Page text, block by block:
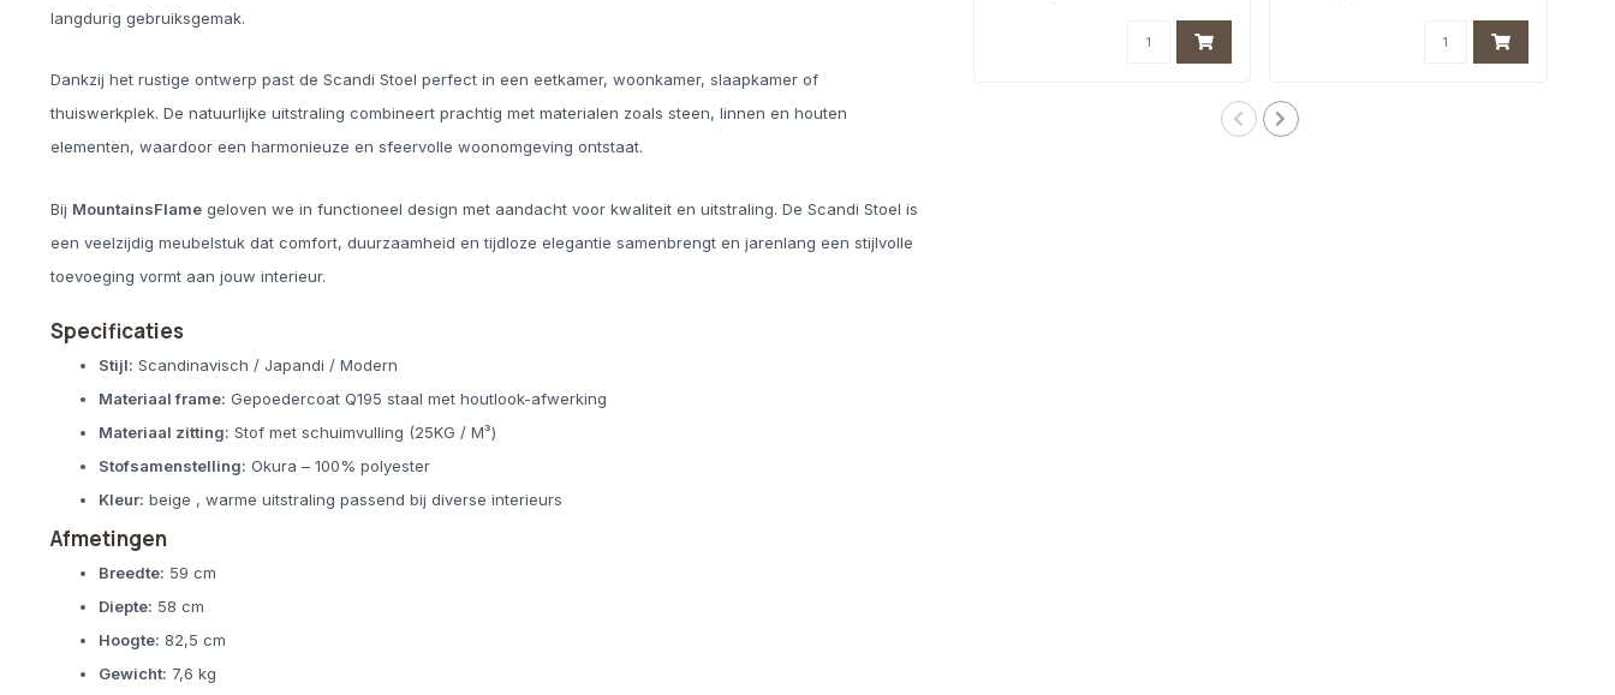
langdurig gebruiksgemak.
Dankzij het rustige ontwerp past de Scandi Stoel perfect in een eetkamer, woonkamer, slaapkamer of
thuiswerkplek. De natuurlijke uitstraling combineert prachtig met materialen zoals steen, linnen en houten
elementen, waardoor een harmonieuze en sfeervolle woonomgeving ontstaat.
Bij MountainsFlame geloven we in functioneel design met aandacht voor kwaliteit en uitstraling. De Scandi Stoel is
een veelzijdig meubelstuk dat comfort, duurzaamheid en tijdloze elegantie samenbrengt en jarenlang een stijlvolle
toevoeging vormt aan jouw interieur.
Specificaties
Stijl: Scandinavisch / Japandi / Modern
Materiaal frame: Gepoedercoat Q195 staal met houtlook-afwerking
Materiaal zitting: Stof met schuimvulling (25KG / M³)
Stofsamenstelling: Okura – 100% polyester
Kleur: beige , warme uitstraling passend bij diverse interieurs
Afmetingen
Breedte: 59 cm
Diepte: 58 cm
Hoogte: 82,5 cm
Gewicht: 7,6 kg